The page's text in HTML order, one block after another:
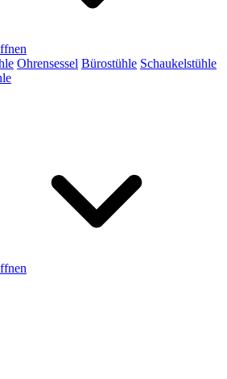
Ohrensessel Bürostühle Schaukelstühle